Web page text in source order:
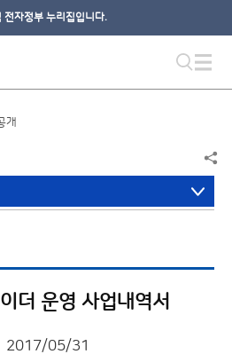
전자정부 누리집입니다.
개
더 운영 사업내역서
2017/05/31